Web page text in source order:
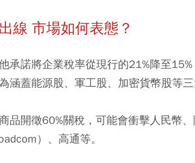
線 市場如何表態？
承諾將企業稅率從現行的21%降至
涵蓋能源股、軍工股、加密貨幣股等三
品開徵60%關稅，可能會衝擊人民幣
）、高通等。